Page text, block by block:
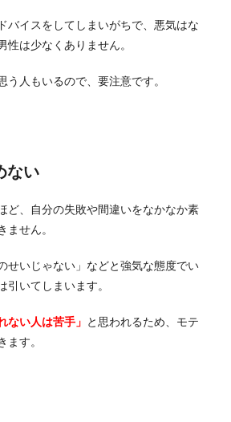
バイスをしてしまいがちで、悪気はな
性は少なくありません。
う人もいるので、要注意です。
ない
ど、自分の失敗や間違いをなかなか素
ません。
せいじゃない」などと強気な態度でい
引いてしまいます。
ない人は苦手」 と思われるため、モテ
ます。